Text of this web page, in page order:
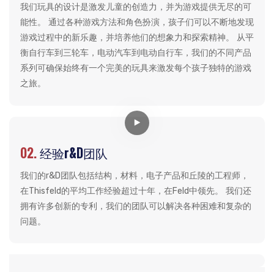
我们玩具的设计是激发儿童的创造力，并为游戏提供无尽的可
能性。 通过各种游戏方法和角色扮演，孩子们可以不断地发现
游戏过程中的新乐趣，并培养他们的想象力和探索精神。 从平
衡自行车到三轮车，电动汽车到电动自行车，我们的不同产品
系列可确保始终有一个完美的玩具来激发每个孩子独特的游戏
之旅。
02.经验r&D团队
我们的r&D团队包括结构，材料，电子产品和丘陵的工程师，
在Thisfeld的平均工作经验超过十年，在Feld中领先。 我们还
拥有许多创新的专利，我们的团队可以解决各种困难和复杂的
问题。